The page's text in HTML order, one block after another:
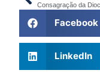
Facebook
LinkedIn